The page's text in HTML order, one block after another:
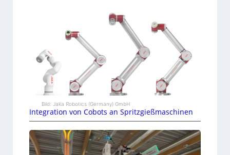
Bild: Jaka Robotics (Germany) GmbH
Integration von Cobots an Spritzgießmaschinen